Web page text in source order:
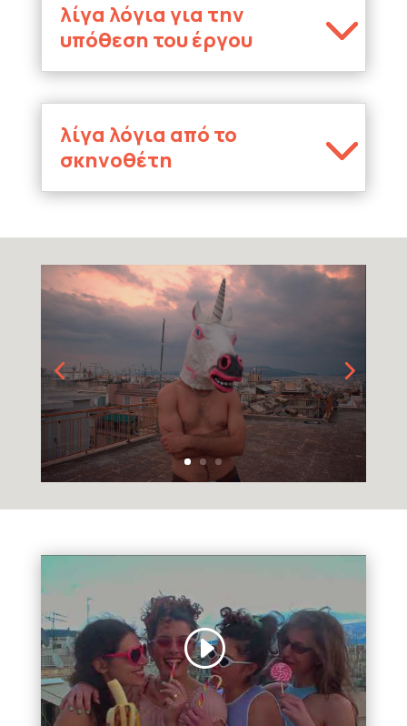
λίγα λόγια για την
υπόθεση του έργου
λίγα λόγια από το
σκηνοθέτη